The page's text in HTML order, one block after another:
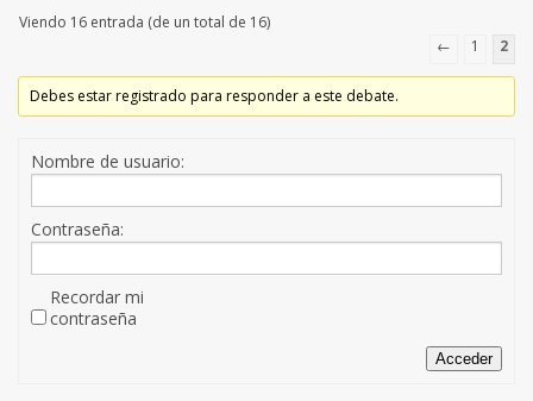
Viendo 16 entrada (de un total de 16)
←
1 2
Debes estar registrado para responder a este debate.
Nombre de usuario:
Contraseña:
Recordar mi
contraseña
Acceder